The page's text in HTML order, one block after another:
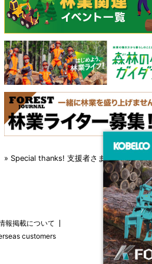
» Special thanks! 支援者さま一覧はこちら
報掲載について
customers